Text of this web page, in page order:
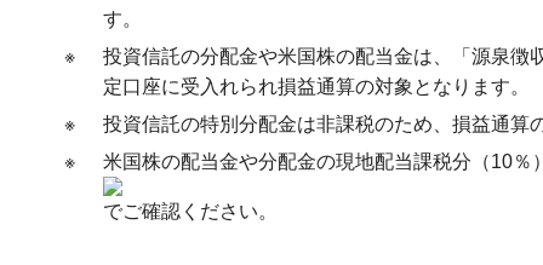
す。
※
投資信託の分配金や米国株の配当金は、「源泉
定口座に受入れられ損益通算の対象となります。
※
投資信託の特別分配金は非課税のため、損益通算
※
米国株の配当金や分配金の現地配当課税分（10
でご確認ください。